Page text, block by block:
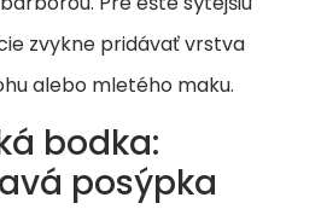
zvykne pridávať vrstva
alebo mletého maku.
bodka:
posýpka